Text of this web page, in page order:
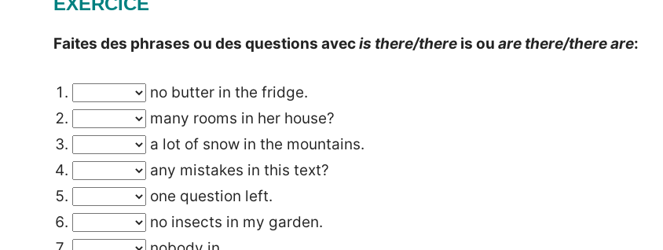
Faites des phrases ou des questions avecis there/there is ou are there/there are:
no butter in the fridge.
many rooms in her house?
a lot of snow in the mountains.
any mistakes in this text?
one question left.
no insects in my garden.